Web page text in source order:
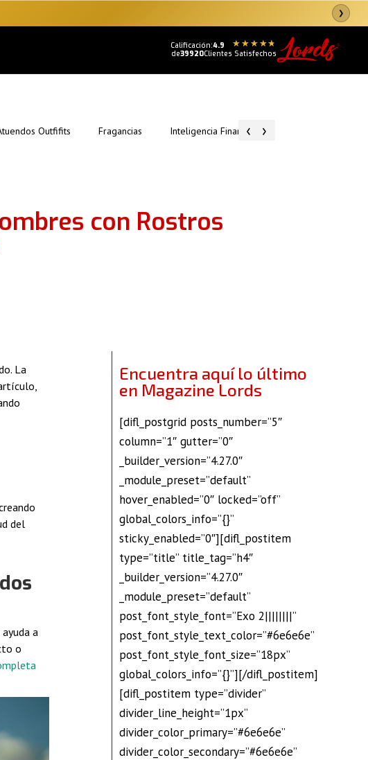
❯
Calificación:4.9
de39920Clientes Satisfechos
‹
Outfifits Fragancias Inteligencia Financiera ›
con Rostros
La
del
a
o
Encuentra aquí lo último
en Magazine Lords
[difl_postgrid posts_number=”5″
column=”1″ gutter=”0″
_builder_version=”4.27.0″
_module_preset=”default”
hover_enabled=”0″ locked=”off”
global_colors_info=”{}”
sticky_enabled=”0″][difl_postitem
type=”title” title_tag=”h4″
_builder_version=”4.27.0″
_module_preset=”default”
post_font_style_font=”Exo 2||||||||”
post_font_style_text_color=”#6e6e6e”
post_font_style_font_size=”18px”
global_colors_info=”{}”][/difl_postitem]
[difl_postitem type=”divider”
divider_line_height=”1px”
divider_color_primary=”#6e6e6e”
divider_color_secondary=”#6e6e6e”